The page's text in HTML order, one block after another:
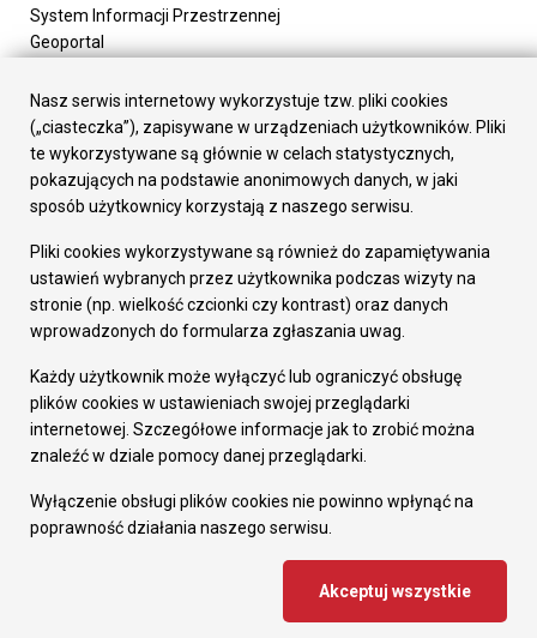
System Informacji Przestrzennej
Geoportal
Załatw sprawę
Prezydent Miasta
Rada Miasta
Wydziały
Elektroniczna Skrzynka Podawcza
Gospodarka
Fundusze europejskie
Środki krajowe
Oferty inwestycyjne
Pozostałe
Deklaracja dostępności
Dane osobowe
Dodaj opinię o witrynie
Nasz serwis internetowy wykorzystuje tzw. pliki cookies
(„ciasteczka”), zapisywane w urządzeniach użytkowników. Pliki
te wykorzystywane są głównie w celach statystycznych,
pokazujących na podstawie anonimowych danych, w jaki
sposób użytkownicy korzystają z naszego serwisu.
Pliki cookies wykorzystywane są również do zapamiętywania
ustawień wybranych przez użytkownika podczas wizyty na
stronie (np. wielkość czcionki czy kontrast) oraz danych
wprowadzonych do formularza zgłaszania uwag.
Każdy użytkownik może wyłączyć lub ograniczyć obsługę
plików cookies w ustawieniach swojej przeglądarki
internetowej. Szczegółowe informacje jak to zrobić można
znaleźć w dziale pomocy danej przeglądarki.
Wyłączenie obsługi plików cookies nie powinno wpłynąć na
poprawność działania naszego serwisu.
Akceptuj wszystkie